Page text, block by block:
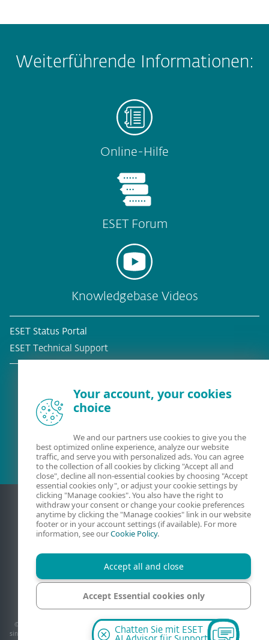
Weiterführende Informationen:
Online-Hilfe
ESET Forum
Knowledgebase Videos
ESET Status Portal
ESET Technical Support
Kontakt Datenschutzerklärung
Impressum
Sicherheitslücke melden
© 1992-2026 ESET, spol. s r.o. - Alle Rechte vorbehalten. Verwendete Warenzeichen
sind Warenzeichen oder eingetragene Warenzeichen von ESET, spol. s r.o.. Andere hier
Chatten Sie mit ESET
Your account, your cookies
choice
We and our partners use cookies to give you the
best optimized online experience, analyze our website
traffic, and serve you with personalized ads. You can agree
to the collection of all cookies by clicking "Accept all and
close", decline all non-essential cookies by choosing "Accept
essential cookies only", or adjust your cookie settings by
clicking "Manage cookies". You also have the right to
withdraw your consent or change your cookie preferences
anytime by clicking the "Manage cookies" link in our website
footer or in your account settings (if available). For more
information, see ourCookie Policy.
Accept all and close
Accept Essential cookies only
Manage cookies